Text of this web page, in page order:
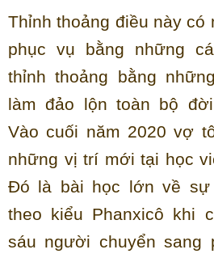
Thỉnh thoảng điều này có
phục vụ bằng những
thỉnh thoảng bằng
làm đảo lộn toàn bộ
Vào cuối năm 2020 vợ
những vị trí mới tại học
Đó là bài học lớn về sự
theo kiểu Phanxicô khi
sáu người chuyển sang